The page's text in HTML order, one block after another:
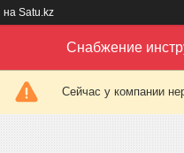
на Satu.kz
Снабжение
Сейчас у компании